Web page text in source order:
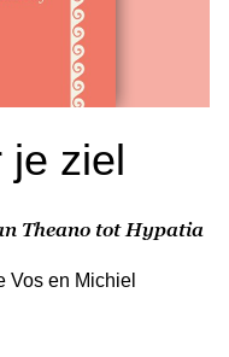
je ziel
Theano tot Hypatia
Vos en Michiel